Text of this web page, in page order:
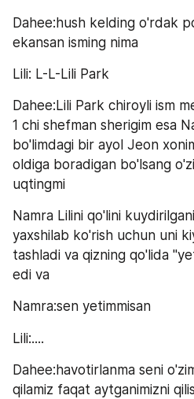
Dahee:hush kelding o'rdak
ekansan isming nima
Lili: L-L-Lili Park
Dahee:Lili Park chiroyli ism
1 chi shefman sherigim esa
bo'limdagi bir ayol Jeon
oldiga boradigan bo'lsang
uqtingmi
Namra Lilini qo'lini
yaxshilab ko'rish uchun uni
tashladi va qizning qo'lida
edi va
Namra:sen yetimmisan
Lili:....
Dahee:havotirlanma seni
qilamiz faqat aytganimizni